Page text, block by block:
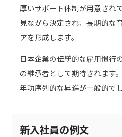
厚いサポート体制が用意され
見ながら決定され、長期的な
アを形成します。
日本企業の伝統的な雇用慣行
の継承者として期待されます
年功序列的な昇進が一般的でし
新入社員の例文